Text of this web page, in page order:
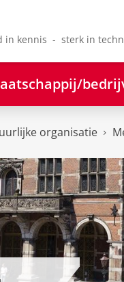
in kennis - sterk in
organisatie